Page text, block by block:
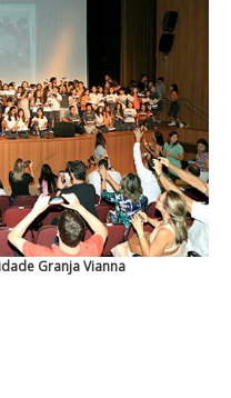
Granja Vianna